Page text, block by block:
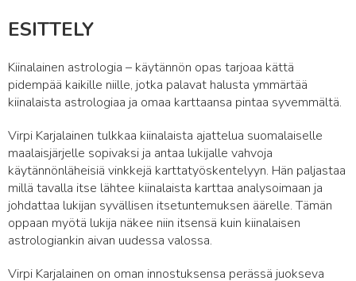
ESITTELY
Kiinalainen astrologia – käytännön opas tarjoaa kättä
pidempää kaikille niille, jotka palavat halusta ymmärtää
kiinalaista astrologiaa ja omaa karttaansa pintaa syvemmältä.
Virpi Karjalainen tulkkaa kiinalaista ajattelua suomalaiselle
maalaisjärjelle sopivaksi ja antaa lukijalle vahvoja
käytännönläheisiä vinkkejä karttatyöskentelyyn. Hän paljastaa
millä tavalla itse lähtee kiinalaista karttaa analysoimaan ja
johdattaa lukijan syvällisen itsetuntemuksen äärelle. Tämän
oppaan myötä lukija näkee niin itsensä kuin kiinalaisen
astrologiankin aivan uudessa valossa.
Virpi Karjalainen on oman innostuksensa perässä juokseva